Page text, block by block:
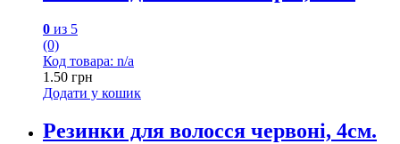
0 из 5
(0)
Код товара: n/a
1.50 грн
Додати у кошик
Резинки для волосся червоні, 4см.